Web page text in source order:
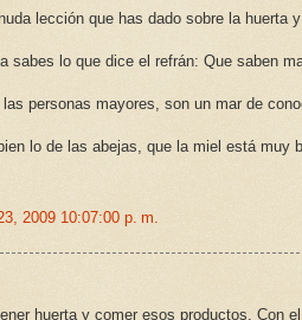
lección que has dado sobre la huerta
sabes lo que dice el refrán: Que saben
personas mayores, son un mar de
lo de las abejas, que la miel está muy
2009 10:07:00 p. m.
huerta y comer esos productos. Con